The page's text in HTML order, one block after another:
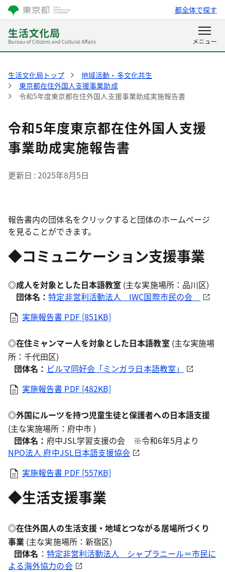
都全体で探す
生活文化局トップ
地域活動・多文化共生
東京都在住外国人支援事業助成
令和5年度東京都在住外国人支援事業助成実施報告書
令和5年度東京都在住外国人支援
事業助成実施報告書
更新日 2025年8月5日
報告書内の団体名をクリックすると団体のホームページ
を見ることができます。
◆コミュニケーション支援事業
◎成人を対象とした日本語教室 (主な実施場所：品川区)
団体名：特定非営利活動法人 IWC国際市民の会
実施報告書 PDF [851KB]
◎在住ミャンマー人を対象とした日本語教室 (主な実施場
所：千代田区)
団体名： ビルマ同好会「ミンガラ日本語教室」
実施報告書 PDF [482KB]
◎外国にルーツを持つ児童生徒と保護者への日本語支援
(主な実施場所：府中市 )
団体名： 府中JSL学習支援の会 ※令和6年5月より
NPO法人 府中JSL日本語支援協会
実施報告書 PDF [557KB]
◆生活支援事業
◎在住外国人の生活支援・地域とつながる居場所づくり
事業 (主な実施場所：新宿区)
団体名 ： 特定非営利活動法人 シャプラニール＝市民に
よる海外協力の会